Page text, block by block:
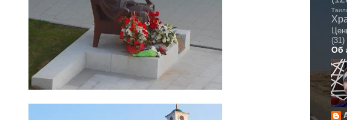
(31)
Об